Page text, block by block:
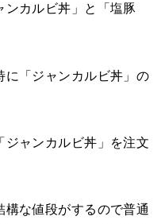
ンカルビ丼」と「塩豚
に「ジャンカルビ丼」の
ジャンカルビ丼」を注文
な値段がするので普通